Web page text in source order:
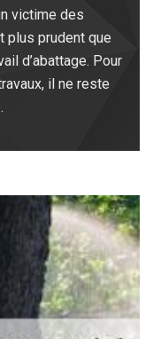
victime des
plus prudent que
d’abattage. Pour
il ne reste